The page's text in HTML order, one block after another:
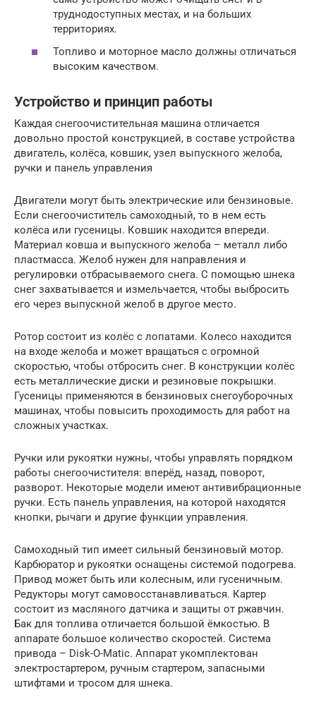
труднодоступных местах, и на больших
территориях.
Топливо и моторное масло должны отличаться
высоким качеством.
Устройство и принцип работы
Каждая снегоочистительная машина отличается
довольно простой конструкцией, в составе устройства
двигатель, колёса, ковшик, узел выпускного желоба,
ручки и панель управления
Двигатели могут быть электрические или бензиновые.
Если снегоочиститель самоходный, то в нем есть
колёса или гусеницы. Ковшик находится впереди.
Материал ковша и выпускного желоба – металл либо
пластмасса. Желоб нужен для направления и
регулировки отбрасываемого снега. С помощью шнека
снег захватывается и измельчается, чтобы выбросить
его через выпускной желоб в другое место.
Ротор состоит из колёс с лопатами. Колесо находится
на входе желоба и может вращаться с огромной
скоростью, чтобы отбросить снег. В конструкции колёс
есть металлические диски и резиновые покрышки.
Гусеницы применяются в бензиновых снегоуборочных
машинах, чтобы повысить проходимость для работ на
сложных участках.
Ручки или рукоятки нужны, чтобы управлять порядком
работы снегоочистителя: вперёд, назад, поворот,
разворот. Некоторые модели имеют антивибрационные
ручки. Есть панель управления, на которой находятся
кнопки, рычаги и другие функции управления.
Самоходный тип имеет сильный бензиновый мотор.
Карбюратор и рукоятки оснащены системой подогрева.
Привод может быть или колесным, или гусеничным.
Редукторы могут самовосстанавливаться. Картер
состоит из масляного датчика и защиты от ржавчин.
Бак для топлива отличается большой ёмкостью. В
аппарате большое количество скоростей. Система
привода – Disk-O-Matic. Аппарат укомплектован
электростартером, ручным стартером, запасными
штифтами и тросом для шнека.